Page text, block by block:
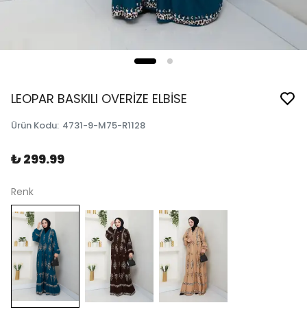
LEOPAR BASKILI OVERİZE ELBİSE
Ürün Kodu: 4731-9-M75-R1128
₺ 299.99
Renk